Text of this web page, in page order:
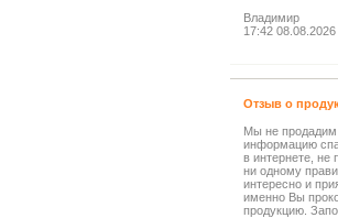
Владимир
17:42 08.08.2026
Отзыв о
Мы не
информацию
в интернете, не
ни одному
интересно и
именно Вы
продукцию.